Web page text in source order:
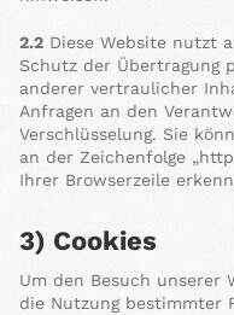
2.2 Diese Website nutzt
Schutz der Übertragung
anderer vertraulicher
Anfragen an den
Verschlüsselung. Sie
an der Zeichenfolge
Ihrer Browserzeile
3) Cookies
Um den Besuch unserer
die Nutzung bestimmter